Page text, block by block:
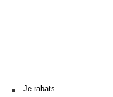
Je rabats